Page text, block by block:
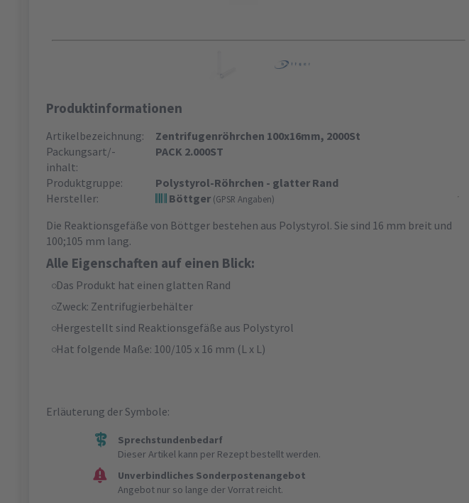
Produktinformationen
Artikelbezeichnung:
Zentrifugenröhrchen 100x16mm, 2000St
Packungsart/-
inhalt:
PACK 2.000ST
Produktgruppe:
Polystyrol-Röhrchen - glatter Rand
Hersteller:
Böttger (GPSR Angaben)
Die Reaktionsgefäße von Böttger bestehen aus Polystyrol. Sie sind 16 mm breit und
100;105 mm lang.
Alle Eigenschaften auf einen Blick:
Das Produkt hat einen glatten Rand
Zweck: Zentrifugierbehälter
Hergestellt sind Reaktionsgefäße aus Polystyrol
Hat folgende Maße: 100/105 x 16 mm (L x L)
Erläuterung der Symbole:
Sprechstundenbedarf
Dieser Artikel kann per Rezept bestellt werden.
Unverbindliches Sonderpostenangebot
Angebot nur so lange der Vorrat reicht.